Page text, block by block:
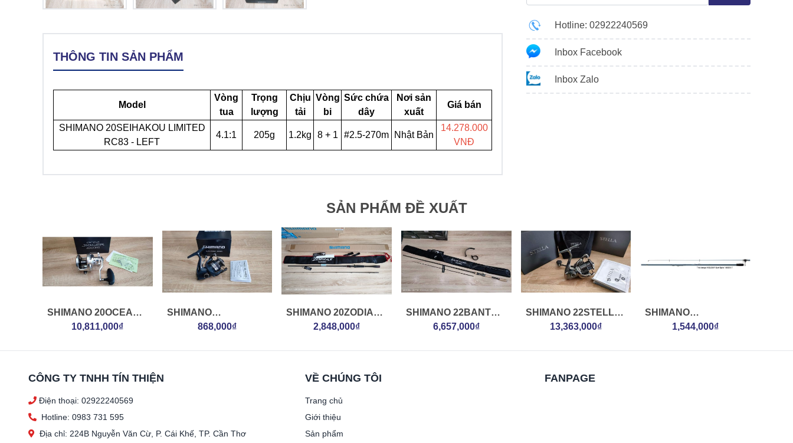
THÔNG TIN SẢN PHẨM
Model
Vòng
tua
Trọng
lượng
Chịu
tải
Vòng
bi
Sức chứa
dây
Nơi sản
xuất
Giá bán
SHIMANO 20SEIHAKOU LIMITED
RC83 - LEFT
4.1:1 205g 1.2kg 8 + 1 #2.5-270m Nhật Bản
14.278.000
VNĐ
Hotline: 02922240569
Inbox Facebook
Inbox Zalo
SẢN PHẨM ĐỀ XUẤT
SHIMANO 20OCEA
JIGGER 4000HG
10,811,000₫
SHIMANO
22CATANA1000FE
868,000₫
SHIMANO 20ZODIAS
1610M22,848,000₫
SHIMANO 22BANTAM
168ML+G26,657,000₫
SHIMANO 22STELLA
1000FK13,363,000₫
SHIMANO
HOLIDAYSPIN
1,544,000₫
CÔNG TY TNHH TÍN THIỆN
Điện thoại: 02922240569
Hotline: 0983 731 595
Địa chỉ: 224B Nguyễn Văn Cừ, P. Cái Khế, TP. Cần Thơ
VỀ CHÚNG TÔI
Trang chủ
Giới thiệu
Sản phẩm
FANPAGE